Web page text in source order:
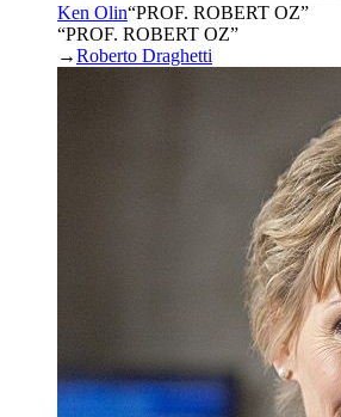
Ken Olin“PROF. ROBERT OZ”
“PROF. ROBERT OZ”
→Roberto Draghetti